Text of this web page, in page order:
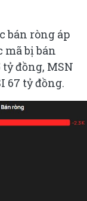
bán ròng áp
mã bị bán
đồng, MSN
67 tỷ đồng.